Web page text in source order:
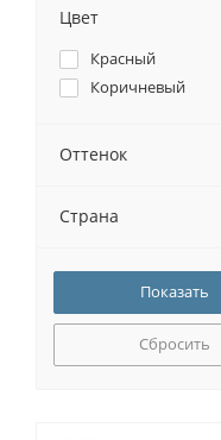
Цвет
Красный
Коричневый
Оттенок
Страна
Сбросить